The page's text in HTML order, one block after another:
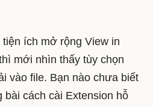
tiện ích mở rộng View in
mới nhìn thấy tùy chọn
vào file. Bạn nào chưa biết
bài cách cài Extension hỗ